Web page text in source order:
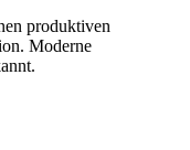
produktiven
Moderne